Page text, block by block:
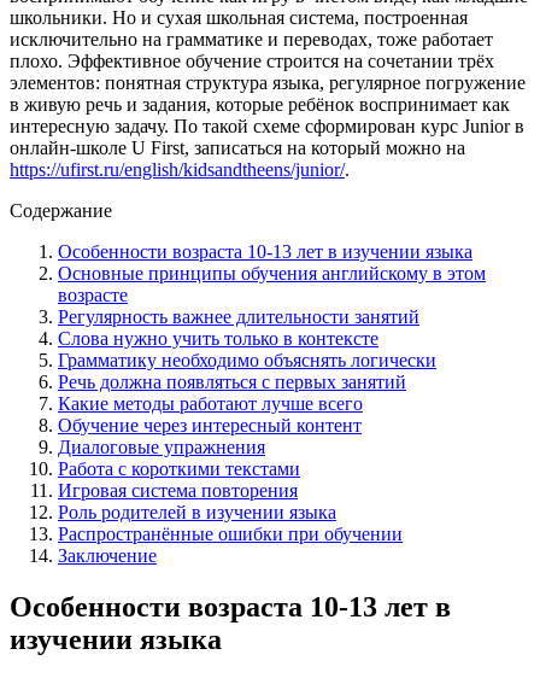
школьники. Но и сухая школьная система, построенная
исключительно на грамматике и переводах, тоже работает
плохо. Эффективное обучение строится на сочетании трёх
элементов: понятная структура языка, регулярное погружение
в живую речь и задания, которые ребёнок воспринимает как
интересную задачу. По такой схеме сформирован курс Junior в
онлайн-школе U First, записаться на который можно на
https://ufirst.ru/english/kidsandtheens/junior/.
Содержание
Особенности возраста 10-13 лет в изучении языка
Основные принципы обучения английскому в этом
возрасте
Регулярность важнее длительности занятий
Слова нужно учить только в контексте
Грамматику необходимо объяснять логически
Речь должна появляться с первых занятий
Какие методы работают лучше всего
Обучение через интересный контент
Диалоговые упражнения
Работа с короткими текстами
Игровая система повторения
Роль родителей в изучении языка
Распространённые ошибки при обучении
Заключение
Особенности возраста 10-13 лет в
изучении языка